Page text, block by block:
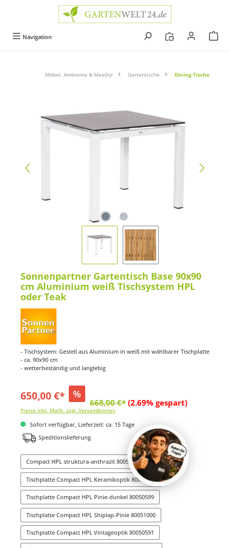
Navigation
Möbel, Ambiente & Mee(h)r Gartentische Dining-Tische
Bildergalerie überspringen
Sonnenpartner Gartentisch Base 90x90
cm Aluminium weiß Tischsystem HPL
oder Teak
- Tischsystem: Gestell aus Aluminium in weiß mit wählbarer Tischplatte
- ca. 90x90 cm
- wetterbeständig und langlebig
650,00 €* %
668,00 €* (2.69% gespart)
Preise inkl. MwSt. zzgl. Versandkosten
Sofort verfügbar, Lieferzeit: ca. 15 Tage
Speditionslieferung
Compact HPL struktura-anthrazit 80050594
Tischplatte Compact HPL Keramikoptik 80050515
Tischplatte Compact HPL Pinie-dunkel 80050599
Tischplatte Compact HPL Shiplap-Pinie 80051000
Tischplatte Compact HPL Vintageoptik 80050591